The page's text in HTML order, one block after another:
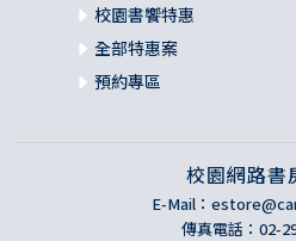
校園書饗特惠
全部特惠案
預約專區
校園網路書
E-Mail：
傳真電話：02-